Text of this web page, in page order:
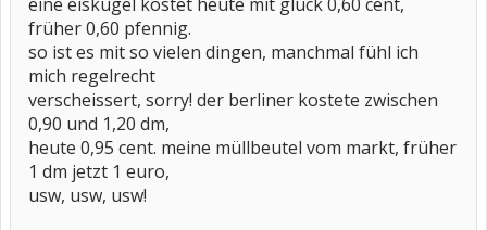
früher 0,60 pfennig.
so ist es mit so vielen dingen, manchmal fühl ich
mich regelrecht
verscheissert, sorry! der berliner kostete zwischen
0,90 und 1,20 dm,
heute 0,95 cent. meine müllbeutel vom markt, früher
1 dm jetzt 1 euro,
usw, usw, usw!